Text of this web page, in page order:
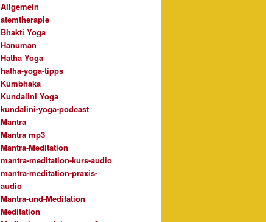
Allgemein
atemtherapie
Bhakti Yoga
Hanuman
Hatha Yoga
hatha-yoga-tipps
Kumbhaka
Kundalini Yoga
kundalini-yoga-podcast
Mantra
Mantra mp3
Mantra-Meditation
mantra-meditation-kurs-audio
mantra-meditation-praxis-
audio
Mantra-und-Meditation
Meditation